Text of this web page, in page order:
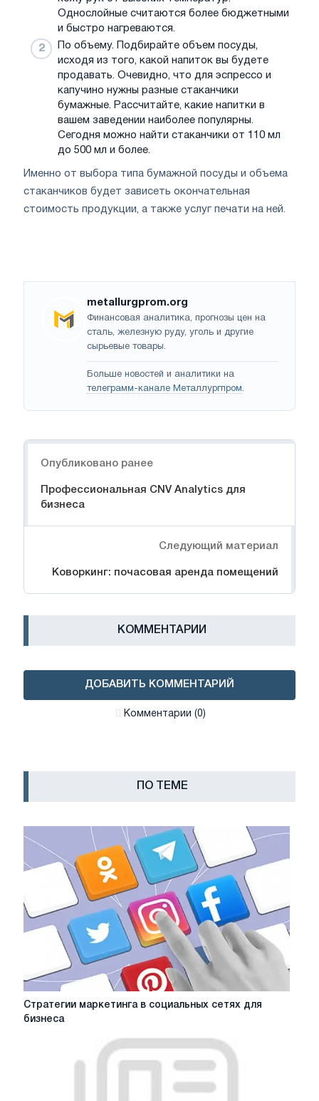
Однослойные считаются более бюджетными
и быстро нагреваются.
По объему. Подбирайте объем посуды,
исходя из того, какой напиток вы будете
продавать. Очевидно, что для эспрессо и
капучино нужны разные стаканчики
бумажные. Рассчитайте, какие напитки в
вашем заведении наиболее популярны.
Сегодня можно найти стаканчики от 110 мл
до 500 мл и более.
Именно от выбора типа бумажной посуды и объема
стаканчиков будет зависеть окончательная
стоимость продукции, а также услуг печати на ней.
metallurgprom.org
Финансовая аналитика, прогнозы цен на
сталь, железную руду, уголь и другие
сырьевые товары.
Больше новостей и аналитики на
телеграмм-канале Металлургпром.
Опубликовано ранее
Профессиональная CNV Analytics для
бизнеса
Следующий материал
Коворкинг: почасовая аренда помещений
КОММЕНТАРИИ
ДОБАВИТЬ КОММЕНТАРИЙ
Комментарии (0)
ПО ТЕМЕ
Стратегии
маркетинга
Стратегии маркетинга в социальных сетях для
бизнеса